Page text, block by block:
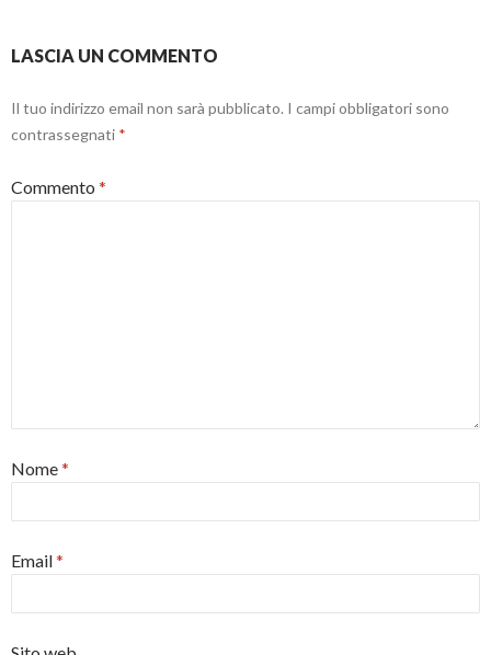
LASCIA UN COMMENTO
Il tuo indirizzo email non sarà pubblicato. I campi obbligatori sono
contrassegnati *
Commento *
Nome*
Email*